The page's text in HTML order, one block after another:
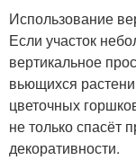
Использование
Если участок
вертикальное
вьющихся
цветочных
не только спасёт
декоративности.